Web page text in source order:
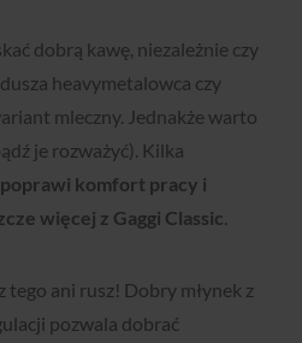
dobrą kawę, niezależnie czy
heavymetalowca czy
mleczny. Jednakże warto
je rozważyć). Kilka
poprawi komfort pracy i
więcej z Gaggi Classic
tego ani rusz! Dobry młynek z
pozwala dobrać